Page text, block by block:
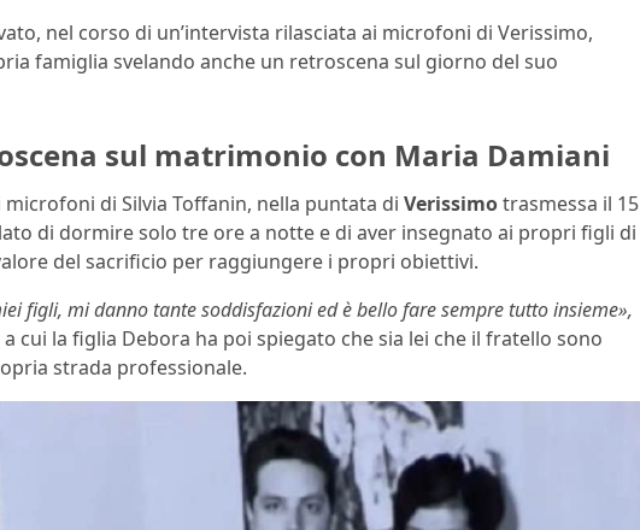
nel corso di un’intervista rilasciata ai microfoni di Verissimo,
famiglia svelando anche un retroscena sul giorno del suo
sul matrimonio con Maria Damiani
di Silvia Toffanin, nella puntata di Verissimotrasmessa il 15
di dormire solo tre ore a notte e di aver insegnato ai propri figli di
del sacrificio per raggiungere i propri obiettivi.
figli, mi danno tante soddisfazioni ed è bello fare sempre tutto insieme»,
cui la figlia Debora ha poi spiegato che sia lei che il fratello sono
strada professionale.